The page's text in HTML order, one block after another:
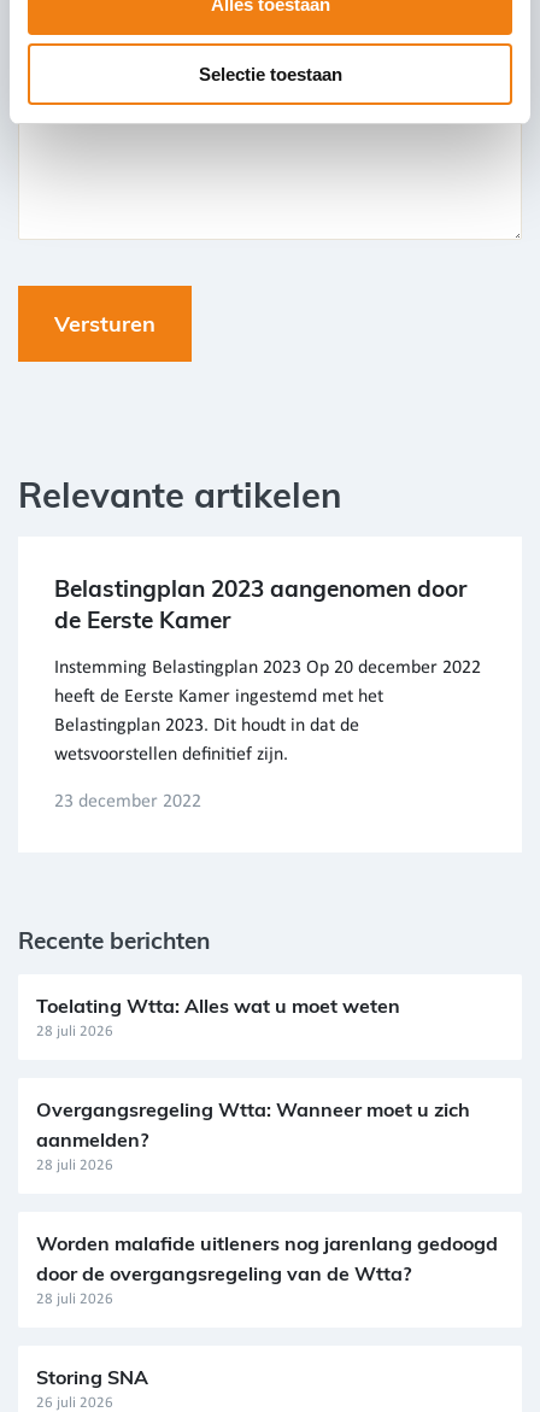
Selectie toestaan
Relevante artikelen
Belastingplan 2023 aangenomen door
de Eerste Kamer
Instemming Belastingplan 2023 Op 20 december 2022
heeft de Eerste Kamer ingestemd met het
Belastingplan 2023. Dit houdt in dat de
wetsvoorstellen definitief zijn.
23 december 2022
Recente berichten
Toelating Wtta: Alles wat u moet weten
28 juli 2026
Overgangsregeling Wtta: Wanneer moet u zich
aanmelden?
28 juli 2026
Worden malafide uitleners nog jarenlang gedoogd
door de overgangsregeling van de Wtta?
28 juli 2026
Storing SNA
26 juli 2026